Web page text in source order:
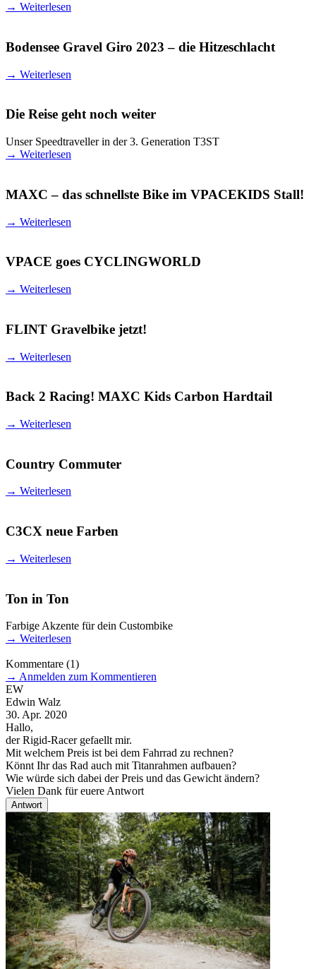
→ Weiterlesen
Bodensee Gravel Giro 2023 – die Hitzeschlacht
→ Weiterlesen
Die Reise geht noch weiter
Unser Speedtraveller in der 3. Generation T3ST
→ Weiterlesen
MAXC – das schnellste Bike im VPACEKIDS Stall!
→ Weiterlesen
VPACE goes CYCLINGWORLD
→ Weiterlesen
FLINT Gravelbike jetzt!
→ Weiterlesen
Back 2 Racing! MAXC Kids Carbon Hardtail
→ Weiterlesen
Country Commuter
→ Weiterlesen
C3CX neue Farben
→ Weiterlesen
Ton in Ton
Farbige Akzente für dein Custombike
→ Weiterlesen
Kommentare (1)
→ Anmelden zum Kommentieren
EW
Edwin Walz
30. Apr. 2020
Hallo,
der Rigid-Racer gefaellt mir.
Mit welchem Preis ist bei dem Fahrrad zu rechnen?
Könnt Ihr das Rad auch mit Titanrahmen aufbauen?
Wie würde sich dabei der Preis und das Gewicht ändern?
Vielen Dank für euere Antwort
Antwort